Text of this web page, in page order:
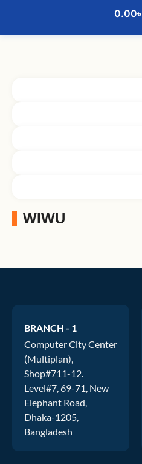
0.00৳
WIWU
BRANCH - 1
Computer City Center
(Multiplan),
Shop#711-12.
Level#7, 69-71, New
Elephant Road,
Dhaka-1205,
Bangladesh